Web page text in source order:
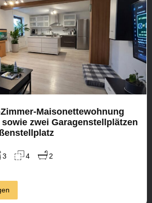
Maisonettewohnung
sowie zwei Garagenstellplätzen
3 4
2